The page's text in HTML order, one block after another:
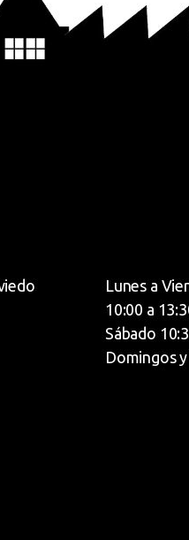
Lunes a
10:00 a
Sábado
Domingos